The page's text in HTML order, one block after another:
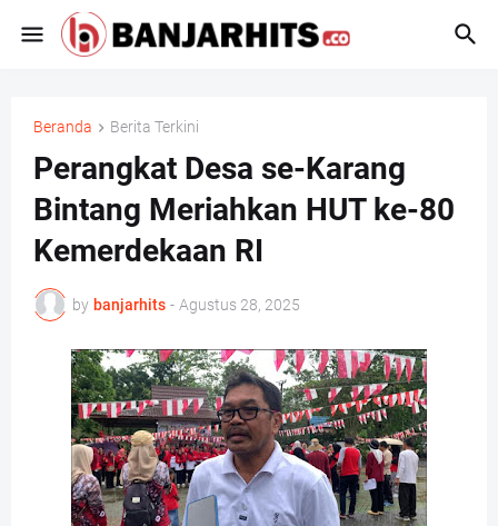
Beranda Berita Terkini
Perangkat Desa se-Karang
Bintang Meriahkan HUT ke-80
Kemerdekaan RI
by banjarhits - Agustus 28, 2025